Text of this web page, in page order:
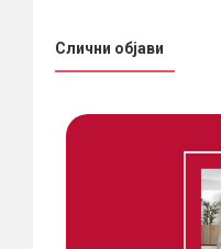
Слични објави